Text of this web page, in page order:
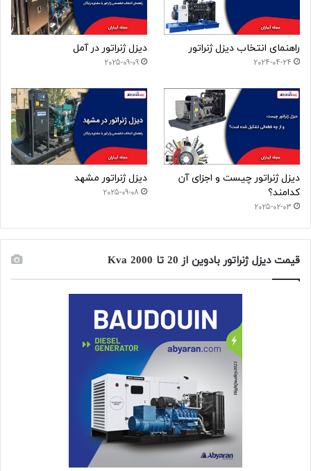
راهنمای انتخاب دیزل ژنراتور
2024-04-24
دیزل ژنراتور در آمل
2025-09-09
دیزل ژنراتور چیست و اجزای آن
کدامند؟
2025-02-03
دیزل ژنراتور مشهد
2025-09-08
قیمت دیزل ژنراتور بادوین از 20 تا 2000 Kva